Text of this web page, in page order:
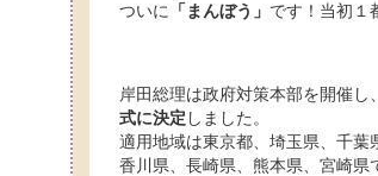
ついに 「まんぼう」 です！当初１
岸田総理は政府対策本部を開催し、
式に決定 しました。
適用地域は東京都、埼玉県、千葉
香川県、長崎県、熊本県、宮崎県